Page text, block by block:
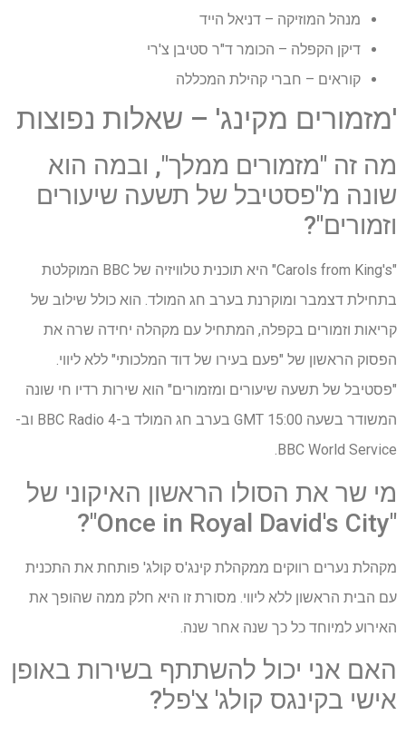
מנהל המוזיקה – דניאל הייד
דיקן הקפלה – הכומר ד"ר סטיבן צ'רי
קוראים – חברי קהילת המכללה
'מזמורים מקינג' – שאלות נפוצות
מה זה "מזמורים ממלך", ובמה הוא
שונה מ"פסטיבל של תשעה שיעורים
וזמורים"?
"Carols from King's" היא תוכנית טלוויזיה של BBC המוקלטת
בתחילת דצמבר ומוקרנת בערב חג המולד. הוא כולל שילוב של
קריאות וזמורים בקפלה, המתחיל עם מקהלה יחידה שרה את
הפסוק הראשון של "פעם בעירו של דוד המלכותי" ללא ליווי.
"פסטיבל של תשעה שיעורים ומזמורים" הוא שירות רדיו חי שונה
המשודר בשעה 15:00 GMT בערב חג המולד ב-BBC Radio 4 וב-
BBC World Service.
מי שר את הסולו הראשון האיקוני של
"Once in Royal David's City"?
מקהלת נערים רווקים ממקהלת קינג'ס קולג' פותחת את התכנית
עם הבית הראשון ללא ליווי. מסורת זו היא חלק ממה שהופך את
האירוע למיוחד כל כך שנה אחר שנה.
האם אני יכול להשתתף בשירות באופן
אישי בקינגס קולג' צ'פל?